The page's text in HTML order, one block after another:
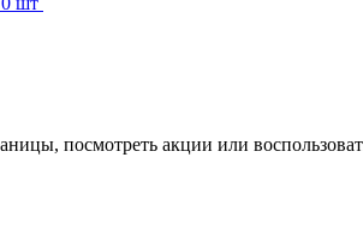
посмотреть акции или